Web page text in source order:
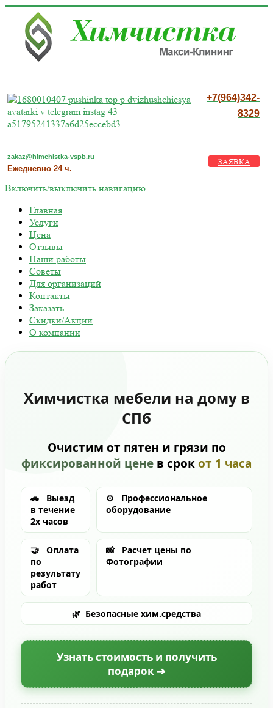
+7(964)342-
8329
zakaz@himchistka-vspb.ru
Ежедневно 24 ч.
ЗАЯВКА
Включить/выключить навигацию
Главная
Услуги
Цена
Отзывы
Наши работы
Советы
Для организаций
Контакты
Заказать
Скидки/Акции
О компании
Химчистка мебели на дому в
СПб
Очистим от пятен и грязи по
фиксированной цене в срокот 1 часа
🚗
Выезд
в течение
2х часов
⚙️
Профессиональное
оборудование
🤝
Оплата
по
результату
работ
📸
Расчет цены по
Фотографии
🌿 Безопасные хим.средства
Узнать стоимость и получить
подарок ➔